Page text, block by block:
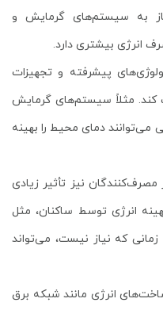
به سیستم‌های گرمایش و
انرژی بیشتری دارد.
پیشرفته و تجهیزات
کند. مثلاً سیستم‌های گرمایش
دمای محیط را بهینه
مصرف‌کنندگان نیز تأثیر زیادی
انرژی توسط ساکنان، مثل
که نیاز نیست، می‌تواند
انرژی مانند شبکه برق